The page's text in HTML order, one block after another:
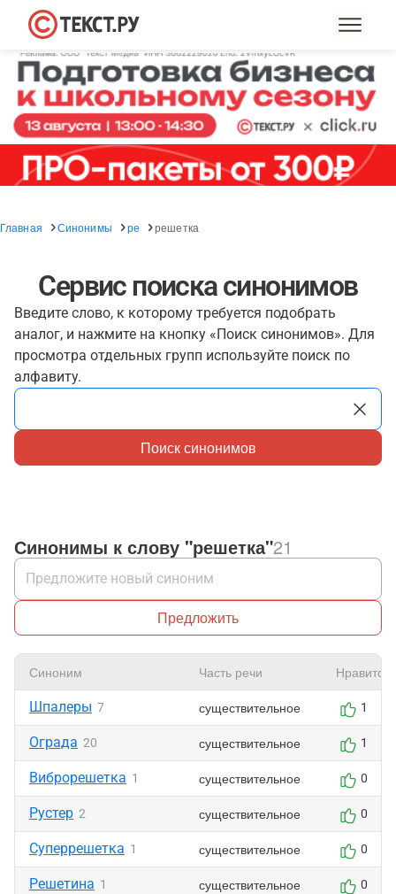
Главная Синонимы ре решетка
Сервис поиска синонимов
Введите слово, к которому требуется подобрать
аналог, и нажмите на кнопку «Поиск синонимов». Для
просмотра отдельных групп используйте поиск по
алфавиту.
Поиск синонимов
Синонимы к слову "решетка"21
Предложить
Синоним Часть речи Нравится
Шпалеры 7 существительное 1
Ограда 20 существительное 1
Виброрешетка 1 существительное 0
Рустер 2 существительное 0
Суперрешетка 1 существительное 0
Решетина 1 существительное 0